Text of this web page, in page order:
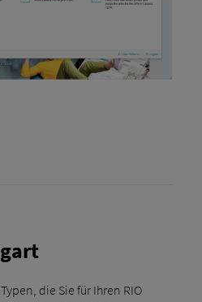
die Sie für Ihren RIO